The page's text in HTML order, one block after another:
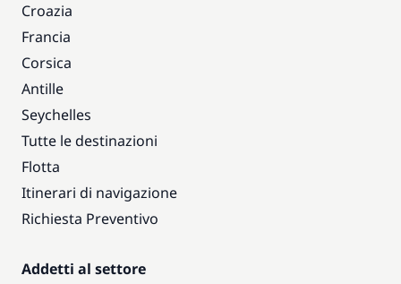
Croazia
Francia
Corsica
Antille
Seychelles
Tutte le destinazioni
Flotta
Itinerari di navigazione
Richiesta Preventivo
Addetti al settore